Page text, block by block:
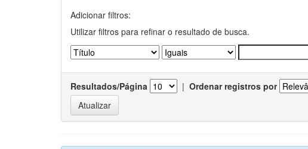
Adicionar filtros:
Utilizar filtros para refinar o resultado de busca.
Resultados/Página | Ordenar registros por